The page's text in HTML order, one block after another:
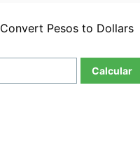
Convert Pesos to Dollars
Calcular